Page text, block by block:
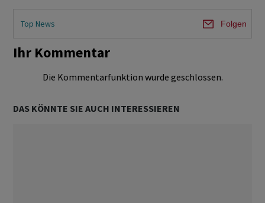
Top News Folgen
Ihr Kommentar
Die Kommentarfunktion wurde geschlossen.
DAS KÖNNTE SIE AUCH INTERESSIEREN